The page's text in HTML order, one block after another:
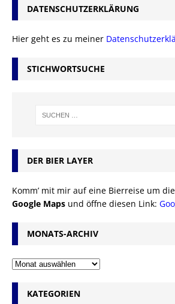
DATENSCHUTZERKLÄRUNG
Hier geht es zu meiner
STICHWORTSUCHE
DER BIER LAYER
Komm’ mit mir auf eine Bierreise um
Google Maps und öffne diesen Link:
MONATS-ARCHIV
KATEGORIEN